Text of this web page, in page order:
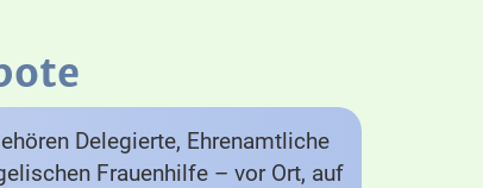
Delegierte, Ehrenamtliche
Frauenhilfe – vor Ort, auf